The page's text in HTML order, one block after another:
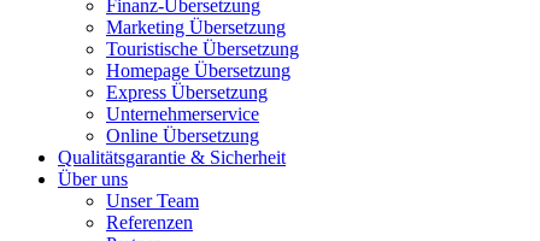
Finanz-Übersetzung
Marketing Übersetzung
Touristische Übersetzung
Homepage Übersetzung
Express Übersetzung
Unternehmerservice
Online Übersetzung
Qualitätsgarantie & Sicherheit
Über uns
Unser Team
Referenzen